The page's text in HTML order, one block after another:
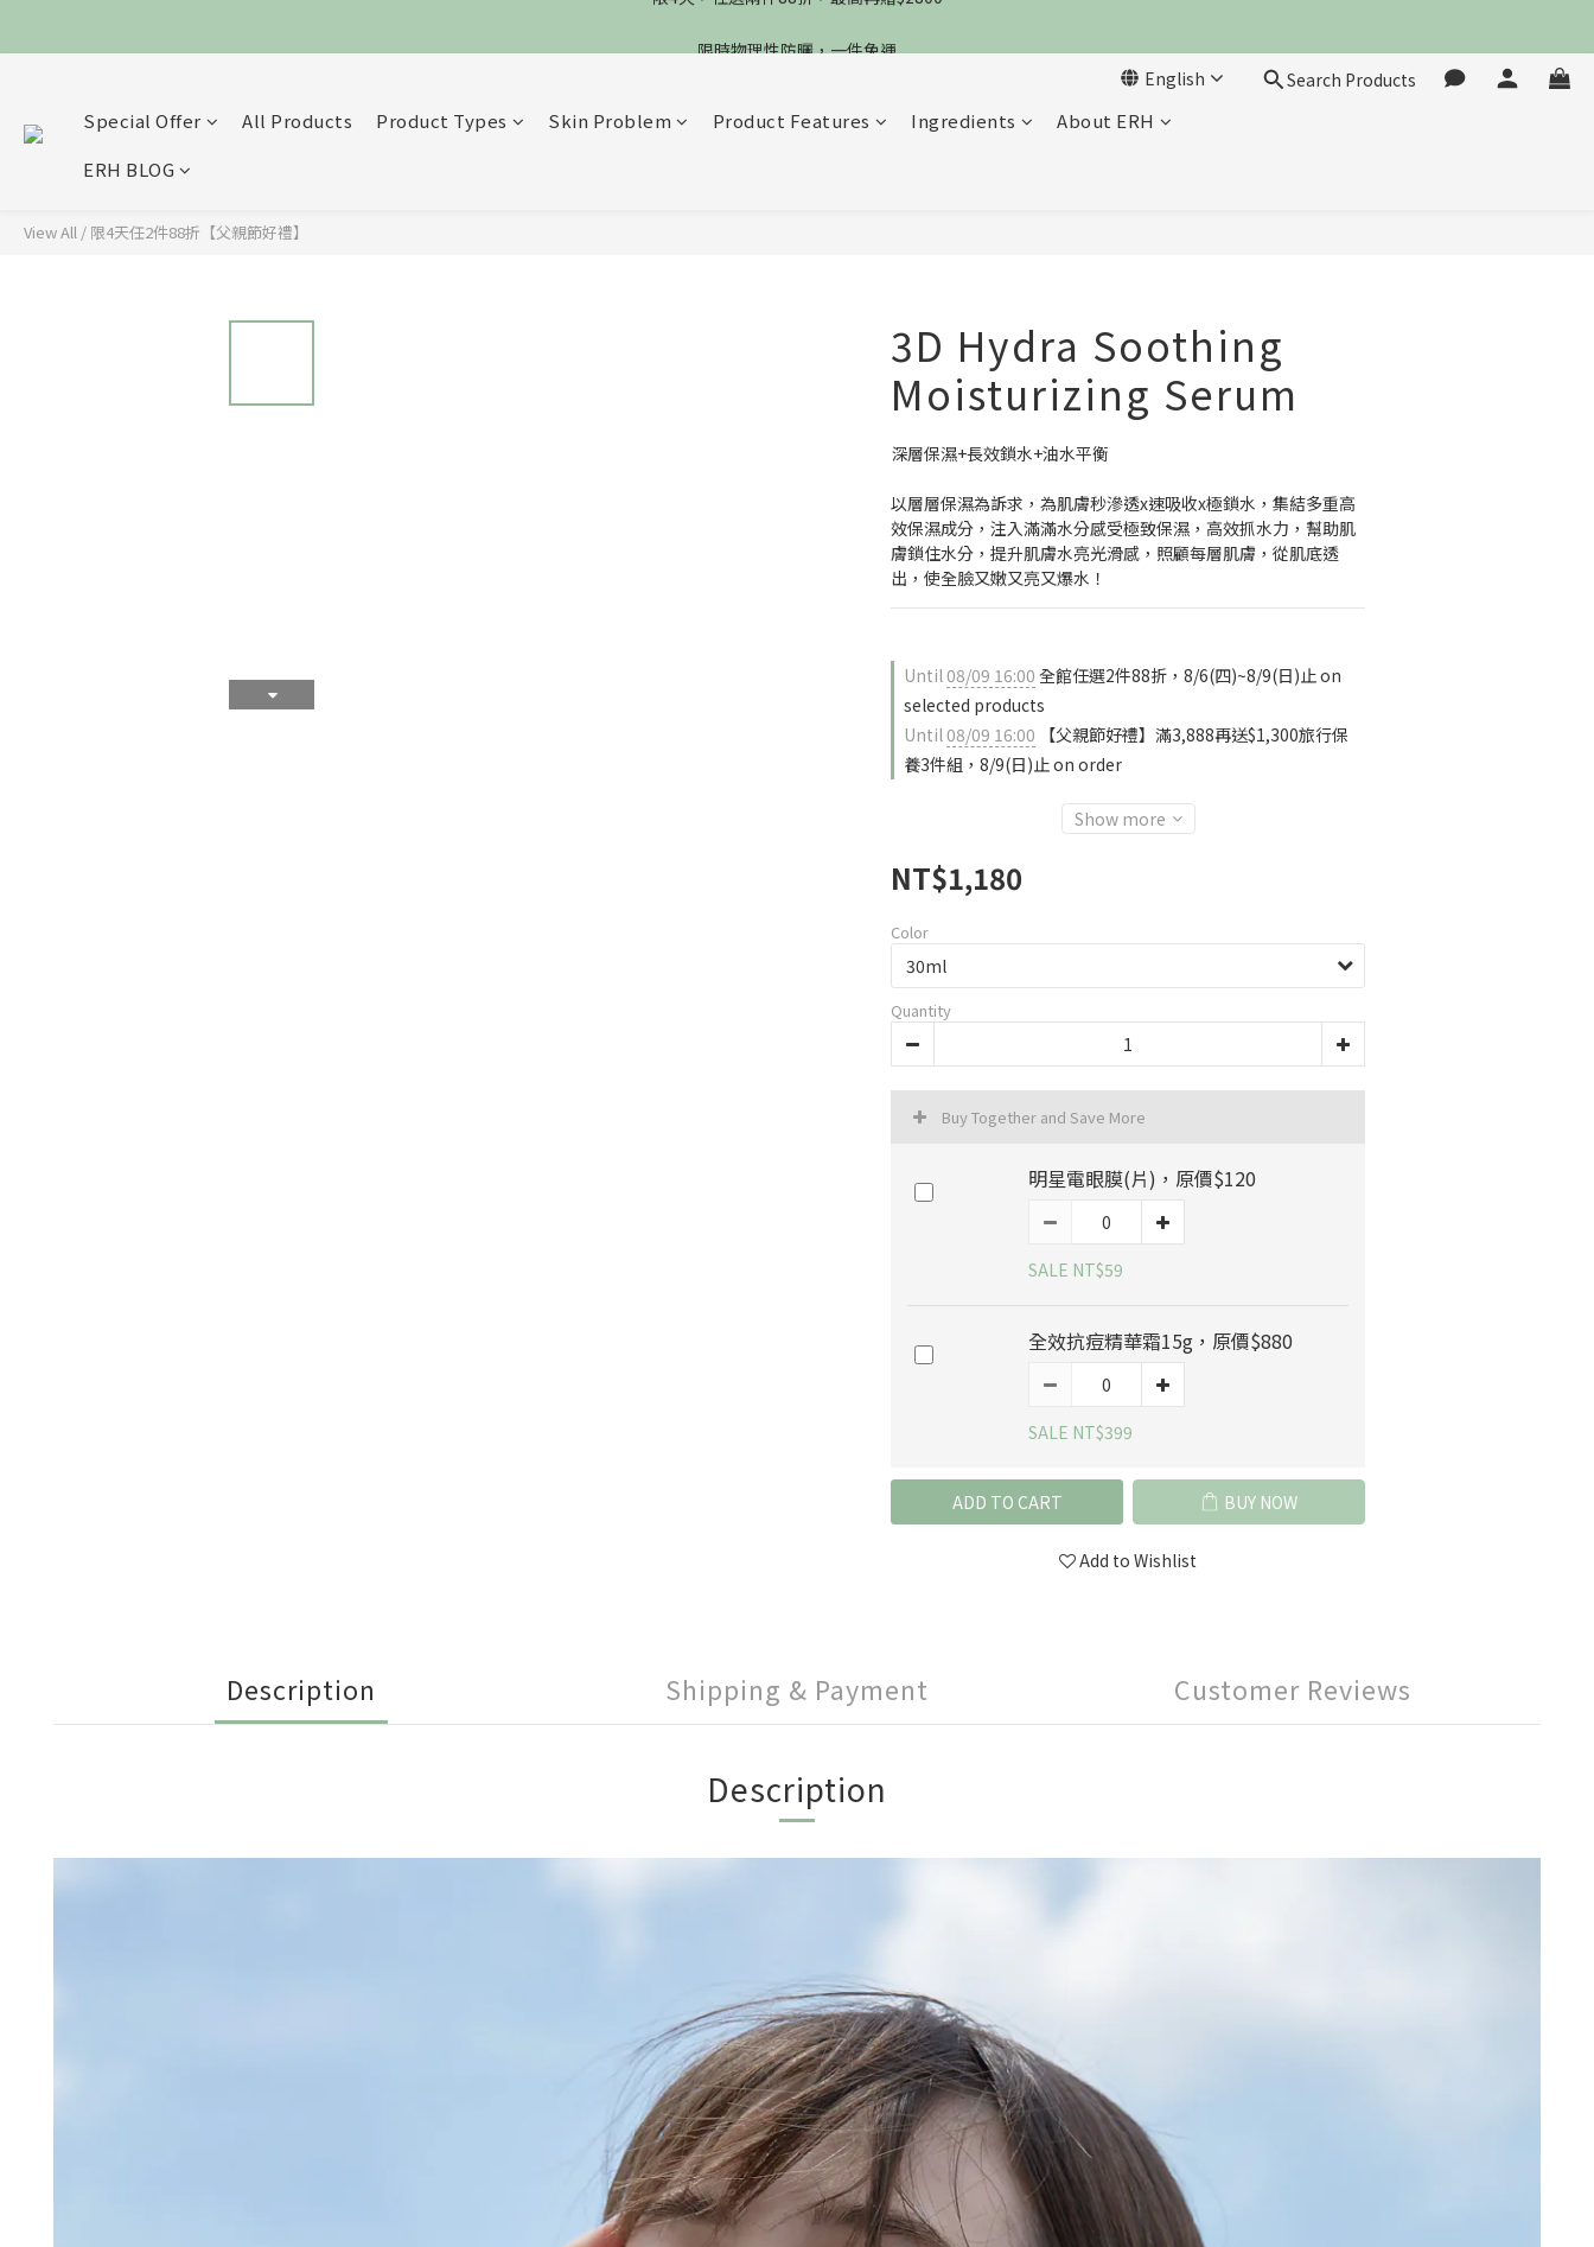
限4天，任選兩件88折，最高再贈$2800
English Search Products
Special Offer All Products Product Types Skin Problem Product Features Ingredients
About ERH
ERH BLOG
View All / 限4天任2件88折【父親節好禮】
3D Hydra Soothing
Moisturizing Serum
深層保濕+長效鎖水+油水平衡
以層層保濕為訴求，為肌膚秒滲透x速吸收x極鎖水，集結多重高
效保濕成分，注入滿滿水分感受極致保濕，高效抓水力，幫助肌
膚鎖住水分，提升肌膚水亮光滑感，照顧每層肌膚，從肌底透
出，使全臉又嫩又亮又爆水！
Until08/09 16:00 全館任選2件88折，8/6(四)~8/9(日)止 on
selected products
Until08/09 16:00 【父親節好禮】滿3,888再送$1,300旅行保
養3件組，8/9(日)止 on order
Show more
NT$1,180
Color
Quantity
Buy Together and Save More
明星電眼膜(片)，原價$120
SALE NT$59
全效抗痘精華霜15g，原價$880
SALE NT$399
ADD TO CART BUY NOW
Add to Wishlist
Description Shipping & Payment Customer Reviews
Description